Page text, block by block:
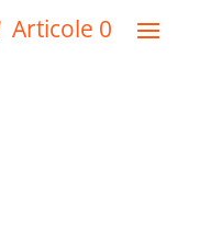
Articole 0